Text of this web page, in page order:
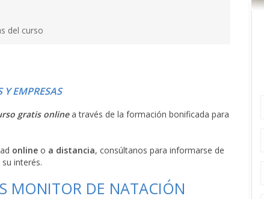
del curso
EMPRESAS
gratis onlinea través de la formación bonificada para
online o a distancia, consúltanos para informarse de
su interés.
MONITOR DE NATACIÓN